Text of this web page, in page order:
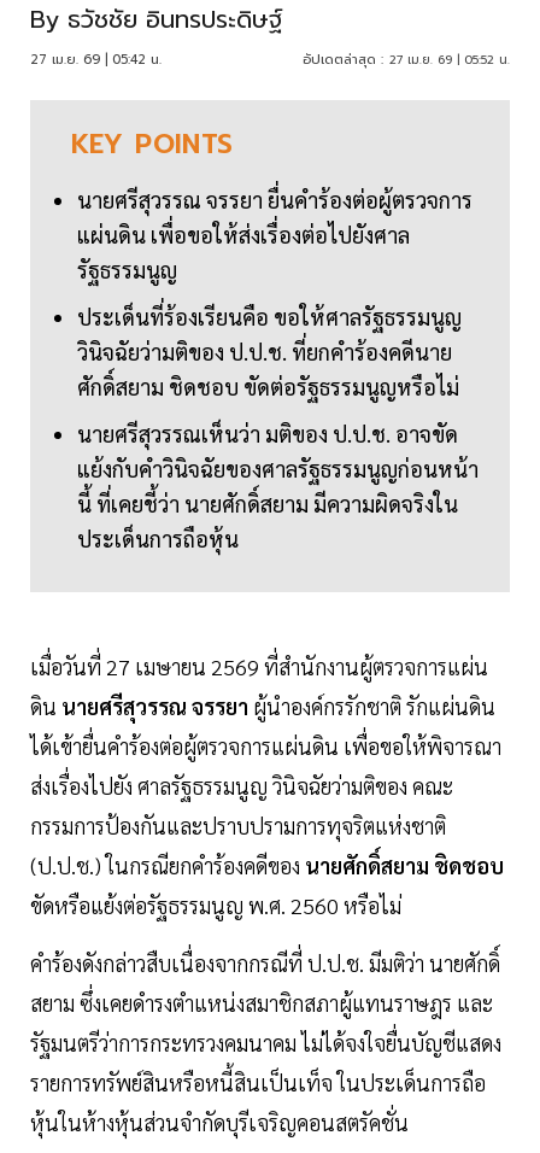
By ธวัชชัย อินทรประดิษฐ์
27 เม.ย. 69 | 05:42 น. อัปเดตล่าสุด : 27 เม.ย. 69 | 05:52 น.
KEY POINTS
นายศรีสุวรรณ จรรยา ยื่นคำร้องต่อผู้ตรวจการ
แผ่นดิน เพื่อขอให้ส่งเรื่องต่อไปยังศาล
รัฐธรรมนูญ
ประเด็นที่ร้องเรียนคือ ขอให้ศาลรัฐธรรมนูญ
วินิจฉัยว่ามติของ ป.ป.ช. ที่ยกคำร้องคดีนาย
ศักดิ์สยาม ชิดชอบ ขัดต่อรัฐธรรมนูญหรือไม่
นายศรีสุวรรณเห็นว่า มติของ ป.ป.ช. อาจขัด
แย้งกับคำวินิจฉัยของศาลรัฐธรรมนูญก่อนหน้า
นี้ ที่เคยชี้ว่า นายศักดิ์สยาม มีความผิดจริงใน
ประเด็นการถือหุ้น
เมื่อวันที่ 27 เมษายน 2569 ที่สำนักงานผู้ตรวจการแผ่น
ดิน นายศรีสุวรรณ จรรยา ผู้นำองค์กรรักชาติ รักแผ่นดิน
ได้เข้ายื่นคำร้องต่อผู้ตรวจการแผ่นดิน เพื่อขอให้พิจารณา
ส่งเรื่องไปยัง ศาลรัฐธรรมนูญ วินิจฉัยว่ามติของ คณะ
กรรมการป้องกันและปราบปรามการทุจริตแห่งชาติ
(ป.ป.ช.) ในกรณียกคำร้องคดีของ นายศักดิ์สยาม ชิดชอบ
ขัดหรือแย้งต่อรัฐธรรมนูญ พ.ศ. 2560 หรือไม่
คำร้องดังกล่าวสืบเนื่องจากกรณีที่ ป.ป.ช. มีมติว่า นายศักดิ์
สยาม ซึ่งเคยดำรงตำแหน่งสมาชิกสภาผู้แทนราษฎร และ
รัฐมนตรีว่าการกระทรวงคมนาคม ไม่ได้จงใจยื่นบัญชีแสดง
รายการทรัพย์สินหรือหนี้สินเป็นเท็จ ในประเด็นการถือ
หุ้นในห้างหุ้นส่วนจำกัดบุรีเจริญคอนสตรัคชั่น